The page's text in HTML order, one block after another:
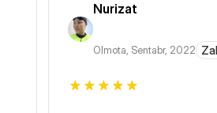
Nurizat
Olmota, Sentabr, 2022